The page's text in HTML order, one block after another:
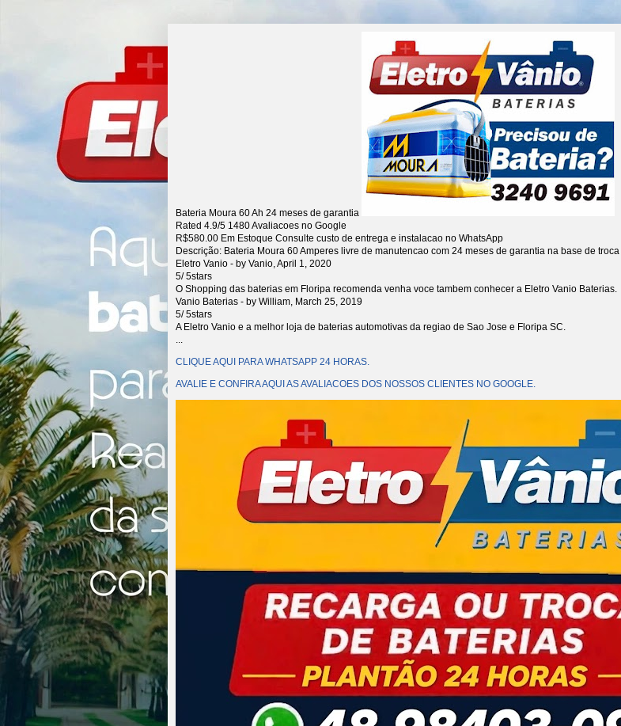
Bateria Moura 60 Ah 24 meses de garantia
Rated 4.9/5 1480Avaliacoes no Google
R$580.00 Em Estoque Consulte custo de entrega e instalacao no WhatsApp
Descrição: Bateria Moura 60 Amperes livre de manutencao com 24 meses de garantia na base de troca
Eletro Vanio - by Vanio,April 1, 2020
5/5stars
O Shopping das baterias em Floripa recomenda venha voce tambem conhecer a Eletro Vanio Baterias.
Vanio Baterias - by William, March 25, 2019
5/5stars
A Eletro Vanio e a melhor loja de baterias automotivas da regiao de Sao Jose e Floripa SC.
...
CLIQUE AQUI PARA WHATSAPP 24 HORAS.
AVALIE E CONFIRA AQUI AS AVALIACOES DOS NOSSOS CLIENTES NO GOOGLE.